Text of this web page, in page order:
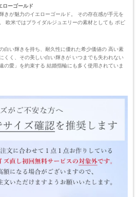
ーゴールド
きが魅力のイエローゴールド。 その存在感が手元を
欧米ではブライダルジュエリーの素材としても ポピ
白い輝きを持ち、耐久性に優れた希少価値の 高い素
くく、その美しい白い輝きが いつまでも失われない
の愛」を約束する 結婚指輪にも多く使用されていま